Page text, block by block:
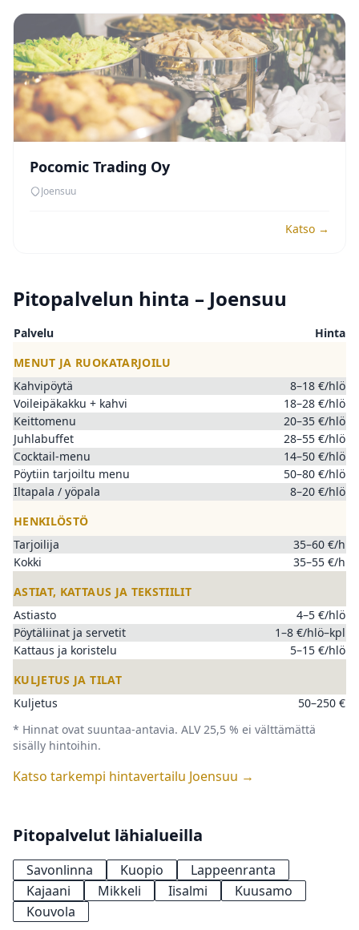
Pocomic Trading Oy
Joensuu
Katso →
Pitopalvelun hinta – Joensuu
Palvelu
Hinta
MENUT JA RUOKATARJOILU
Kahvipöytä
8–18 €/hlö
Voileipäkakku + kahvi
18–28 €/hlö
Keittomenu
20–35 €/hlö
Juhlabuffet
28–55 €/hlö
Cocktail-menu
14–50 €/hlö
Pöytiin tarjoiltu menu
50–80 €/hlö
Iltapala / yöpala
8–20 €/hlö
HENKILÖSTÖ
Tarjoilija
35–60 €/h
Kokki
35–55 €/h
ASTIAT, KATTAUS JA TEKSTIILIT
Astiasto
4–5 €/hlö
Pöytäliinat ja servetit
1–8 €/hlö–kpl
Kattaus ja koristelu
5–15 €/hlö
KULJETUS JA TILAT
Kuljetus
50–250 €
* Hinnat ovat suuntaa-antavia. ALV 25,5 % ei välttämättä
sisälly hintoihin.
Katso tarkempi hintavertailu Joensuu →
Pitopalvelut lähialueilla
Savonlinna Kuopio
Lappeenranta
Kajaani
Mikkeli Iisalmi
Kuusamo
Kouvola